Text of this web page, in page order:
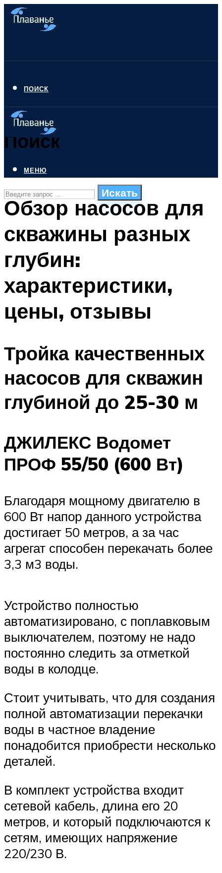
ПОИСК
Поиск
Искать
СТИЛИ ПЛАВАНЬЯ
ПЛАВАНЬЕ ДЛЯ ДЕТЕЙ
БАССЕЙН ДЛЯ ДОМА
МЕНЮ
МЕНЮ
Обзор насосов для
скважины разных
глубин:
характеристики,
цены, отзывы
Тройка качественных
насосов для скважин
глубиной до 25-30 м
ДЖИЛЕКС Водомет
ПРОФ 55/50 (600 Вт)
Благодаря мощному двигателю в
600 Вт напор данного устройства
достигает 50 метров, а за час
агрегат способен перекачать более
3,3 м3 воды.
Устройство полностью
автоматизировано, с поплавковым
выключателем, поэтому не надо
постоянно следить за отметкой
воды в колодце.
Стоит учитывать, что для создания
полной автоматизации перекачки
воды в частное владение
понадобится приобрести несколько
деталей.
В комплект устройства входит
сетевой кабель, длина его 20
метров, и который подключаются к
сетям, имеющих напряжение
220/230 В.